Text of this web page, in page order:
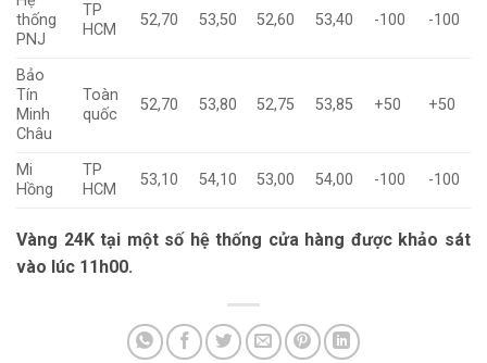
thống
PNJ
TP
HCM
52,70 53,50 52,60 53,40 -100 -100
Bảo
Tín
Minh
Châu
Toàn
quốc
52,70 53,80 52,75 53,85 +50 +50
Mi
Hồng
TP
HCM
53,10 54,10 53,00 54,00 -100 -100
Vàng 24K tại một số hệ thống cửa hàng được khảo sát
vào lúc 11h00.